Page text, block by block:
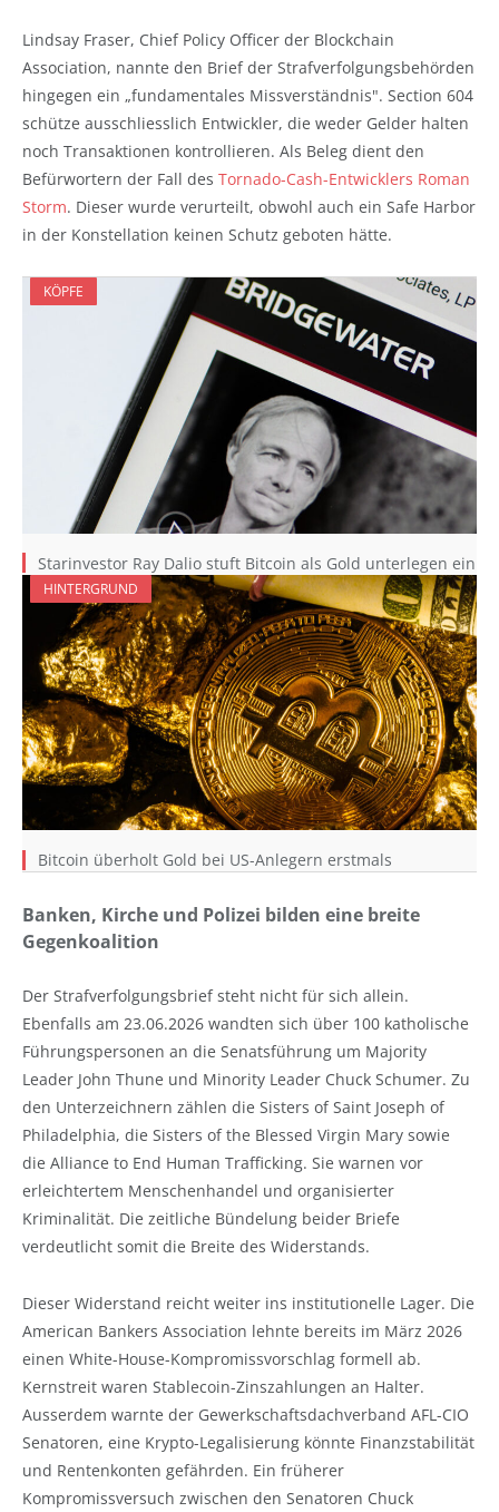
Lindsay Fraser, Chief Policy Officer der Blockchain
Association, nannte den Brief der Strafverfolgungsbehörden
hingegen ein „fundamentales Missverständnis". Section 604
schütze ausschliesslich Entwickler, die weder Gelder halten
noch Transaktionen kontrollieren. Als Beleg dient den
Befürwortern der Fall des Tornado-Cash-Entwicklers Roman
Storm. Dieser wurde verurteilt, obwohl auch ein Safe Harbor
in der Konstellation keinen Schutz geboten hätte.
KÖPFE
Starinvestor Ray Dalio stuft Bitcoin als Gold unterlegen ein
HINTERGRUND
Bitcoin überholt Gold bei US-Anlegern erstmals
Banken, Kirche und Polizei bilden eine breite
Gegenkoalition
Der Strafverfolgungsbrief steht nicht für sich allein.
Ebenfalls am 23.06.2026 wandten sich über 100 katholische
Führungspersonen an die Senatsführung um Majority
Leader John Thune und Minority Leader Chuck Schumer. Zu
den Unterzeichnern zählen die Sisters of Saint Joseph of
Philadelphia, die Sisters of the Blessed Virgin Mary sowie
die Alliance to End Human Trafficking. Sie warnen vor
erleichtertem Menschenhandel und organisierter
Kriminalität. Die zeitliche Bündelung beider Briefe
verdeutlicht somit die Breite des Widerstands.
Dieser Widerstand reicht weiter ins institutionelle Lager. Die
American Bankers Association lehnte bereits im März 2026
einen White-House-Kompromissvorschlag formell ab.
Kernstreit waren Stablecoin-Zinszahlungen an Halter.
Ausserdem warnte der Gewerkschaftsdachverband AFL-CIO
Senatoren, eine Krypto-Legalisierung könnte Finanzstabilität
und Rentenkonten gefährden. Ein früherer
Kompromissversuch zwischen den Senatoren Chuck